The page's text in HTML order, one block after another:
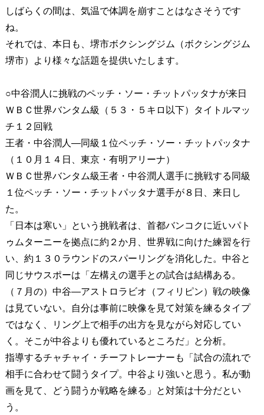
しばらくの間は、気温で体調を崩すことはなさそうです
ね。
それでは、本日も、堺市ボクシングジム（ボクシングジム
堺市）より様々な話題を提供いたします。
○中谷潤人に挑戦のペッチ・ソー・チットパッタナが来日
ＷＢＣ世界バンタム級（５３・５キロ以下）タイトルマッ
チ１２回戦
王者・中谷潤人―同級１位ペッチ・ソー・チットパッタナ
（１０月１４日、東京・有明アリーナ）
ＷＢＣ世界バンタム級王者・中谷潤人選手に挑戦する同級
１位ペッチ・ソー・チットパッタナ選手が８日、来日し
た。
「日本は寒い」という挑戦者は、首都バンコクに近いパト
ゥムターニーを拠点に約２か月、世界戦に向けた練習を行
い、約１３０ラウンドのスパーリングを消化した。中谷と
同じサウスポーは「左構えの選手との試合は結構ある。
（７月の）中谷―アストロラビオ（フィリピン）戦の映像
は見ていない。自分は事前に映像を見て対策を練るタイプ
ではなく、リング上で相手の出方を見ながら対応してい
く。そこが中谷よりも優れているところだ」と分析。
指導するチャチャイ・チーフトレーナーも「試合の流れで
相手に合わせて闘うタイプ。中谷より強いと思う。私が動
画を見て、どう闘うか戦略を練る」と対策は十分だとい
う。